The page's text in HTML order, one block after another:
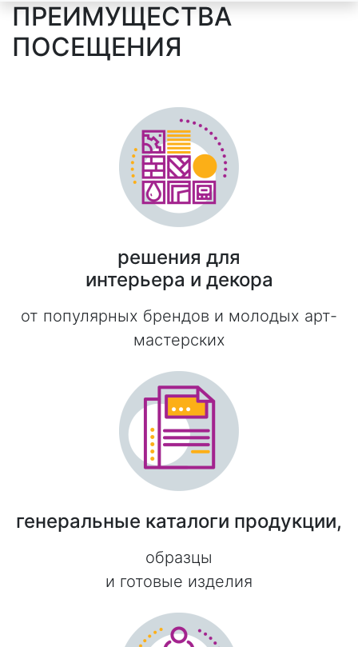
ПРЕИМУЩЕСТВА
ПОСЕЩЕНИЯ
решения для
интерьера и декора
от популярных брендов и молодых арт-
мастерских
генеральные каталоги продукции,
образцы
и готовые изделия